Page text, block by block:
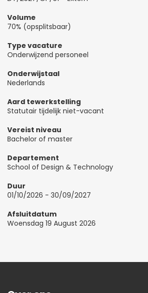
Volume
70% (opsplitsbaar)
Type vacature
Onderwijzend personeel
Onderwijstaal
Nederlands
Aard tewerkstelling
Statutair tijdelijk niet-vacant
Vereist niveau
Bachelor of master
Departement
School of Design & Technology
Duur
01/10/2026 - 30/09/2027
Afsluitdatum
Woensdag 19 August 2026